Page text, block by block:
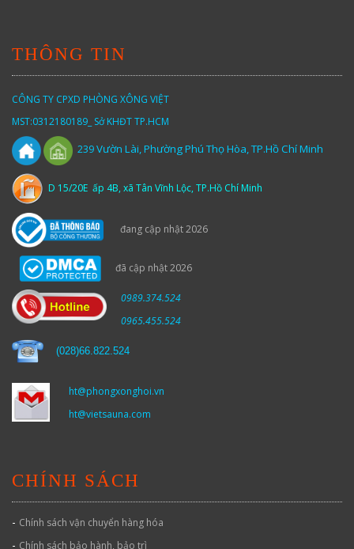
THÔNG TIN
CÔNG TY CPXD PHÒNG XÔNG VIỆT
MST:0312180189_ Sở KHĐT TP.HCM
239Vườn Lài,Phường Phú Thọ Hòa, TP.Hồ Chí Minh
D 15/20E ấp 4B, xã Tân Vĩnh Lộc, TP.Hồ Chí Minh
đang cập nhật 2026
đã cập nhật 2026
0989.374.524
0965.455.524
(028)66.822.524
ht@phongxonghoi.vn
ht@vietsauna.com
CHÍNH SÁCH
- Chính sách vận chuyển hàng hóa
- Chính sách bảo hành, bảo trì